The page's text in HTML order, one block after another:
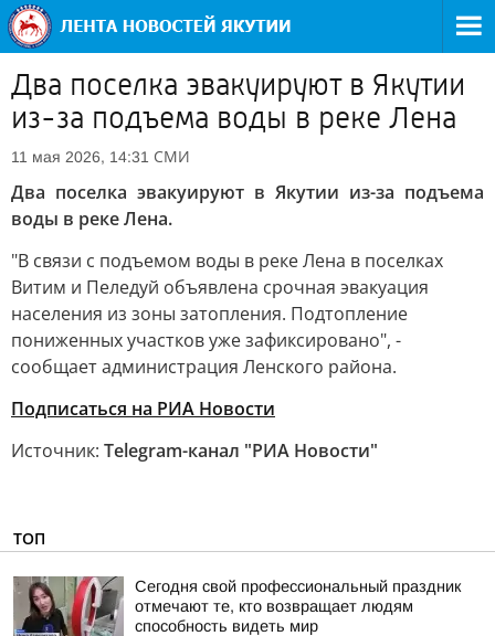
Два поселка эвакуируют в Якутии
из-за подъема воды в реке Лена
11 мая 2026, 14:31 СМИ
Два поселка эвакуируют в Якутии из-за подъема
воды в реке Лена.
"В связи с подъемом воды в реке Лена в поселках
Витим и Пеледуй объявлена срочная эвакуация
населения из зоны затопления. Подтопление
пониженных участков уже зафиксировано", -
сообщает администрация Ленского района.
Подписаться на РИА Новости
Источник: Telegram-канал "РИА Новости"
ТОП
Сегодня свой профессиональный праздник
отмечают те, кто возвращает людям
способность видеть мир